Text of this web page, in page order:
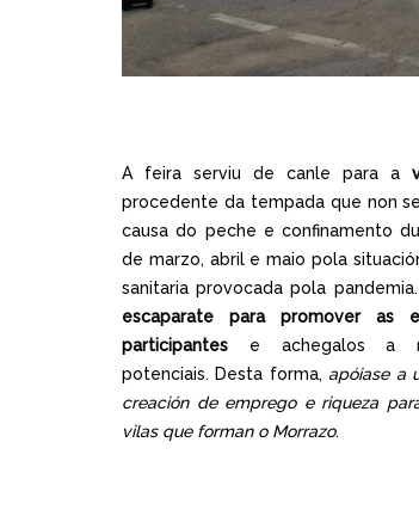
A feira serviu de canle para a
procedente da tempada que non
causa do peche e confinamento
de marzo, abril e maio pola
sanitaria provocada pola
escaparate para promover as
participantes e achegalos a
potenciais. Desta forma, apóiase a
creación de emprego e riqueza
vilas que forman o Morrazo.